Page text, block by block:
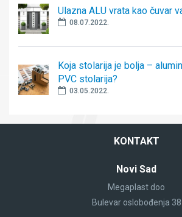
Ulazna ALU vrata kao čuvar
08.07.2022.
Koja stolarija je bolja –
PVC stolarija?
03.05.2022.
KONTAKT
Novi Sad
Megaplast doo
Bulevar oslobođenja 38